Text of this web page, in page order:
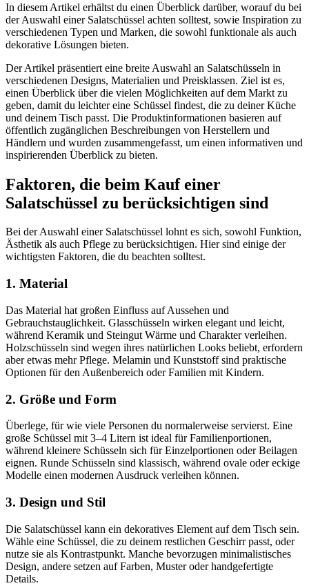
In diesem Artikel erhältst du einen Überblick darüber, worauf du bei
der Auswahl einer Salatschüssel achten solltest, sowie Inspiration zu
verschiedenen Typen und Marken, die sowohl funktionale als auch
dekorative Lösungen bieten.
Der Artikel präsentiert eine breite Auswahl an Salatschüsseln in
verschiedenen Designs, Materialien und Preisklassen. Ziel ist es,
einen Überblick über die vielen Möglichkeiten auf dem Markt zu
geben, damit du leichter eine Schüssel findest, die zu deiner Küche
und deinem Tisch passt. Die Produktinformationen basieren auf
öffentlich zugänglichen Beschreibungen von Herstellern und
Händlern und wurden zusammengefasst, um einen informativen und
inspirierenden Überblick zu bieten.
Faktoren, die beim Kauf einer
Salatschüssel zu berücksichtigen sind
Bei der Auswahl einer Salatschüssel lohnt es sich, sowohl Funktion,
Ästhetik als auch Pflege zu berücksichtigen. Hier sind einige der
wichtigsten Faktoren, die du beachten solltest.
1. Material
Das Material hat großen Einfluss auf Aussehen und
Gebrauchstauglichkeit. Glasschüsseln wirken elegant und leicht,
während Keramik und Steingut Wärme und Charakter verleihen.
Holzschüsseln sind wegen ihres natürlichen Looks beliebt, erfordern
aber etwas mehr Pflege. Melamin und Kunststoff sind praktische
Optionen für den Außenbereich oder Familien mit Kindern.
2. Größe und Form
Überlege, für wie viele Personen du normalerweise servierst. Eine
große Schüssel mit 3–4 Litern ist ideal für Familienportionen,
während kleinere Schüsseln sich für Einzelportionen oder Beilagen
eignen. Runde Schüsseln sind klassisch, während ovale oder eckige
Modelle einen modernen Ausdruck verleihen können.
3. Design und Stil
Die Salatschüssel kann ein dekoratives Element auf dem Tisch sein.
Wähle eine Schüssel, die zu deinem restlichen Geschirr passt, oder
nutze sie als Kontrastpunkt. Manche bevorzugen minimalistisches
Design, andere setzen auf Farben, Muster oder handgefertigte
Details.